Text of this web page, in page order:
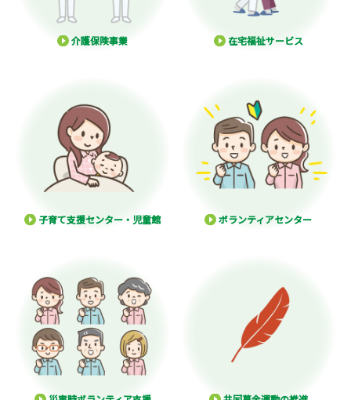
介護保険事業 在宅福祉サービス
子育て支援センター・児童館 ボランティアセンター